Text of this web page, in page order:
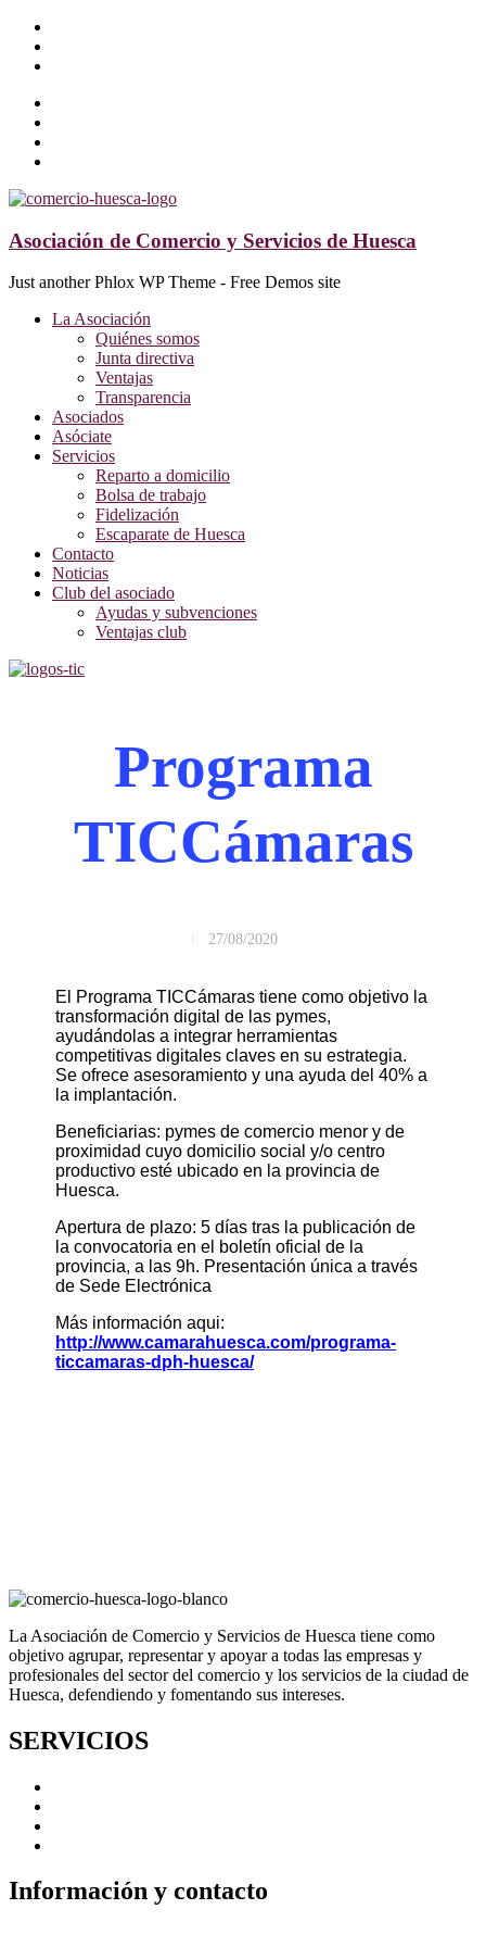
Asociación de Comercio y Servicios de Huesca
Just another Phlox WP Theme - Free Demos site
La Asociación
Quiénes somos
Junta directiva
Ventajas
Transparencia
Asociados
Asóciate
Servicios
Reparto a domicilio
Bolsa de trabajo
Fidelización
Escaparate de Huesca
Contacto
Noticias
Club del asociado
Ayudas y subvenciones
Ventajas club
Programa
TICCámaras
27/08/2020
El Programa TICCámaras tiene como objetivo la
transformación digital de las pymes,
ayudándolas a integrar herramientas
competitivas digitales claves en su estrategia.
Se ofrece asesoramiento y una ayuda del 40% a
la implantación.
Beneficiarias: pymes de comercio menor y de
proximidad cuyo domicilio social y/o centro
productivo esté ubicado en la provincia de
Huesca.
Apertura de plazo: 5 días tras la publicación de
la convocatoria en el boletín oficial de la
provincia, a las 9h. Presentación única a través
de Sede Electrónica
Más información aqui:
http://www.camarahuesca.com/programa-
ticcamaras-dph-huesca/
La Asociación de Comercio y Servicios de Huesca tiene como
objetivo agrupar, representar y apoyar a todas las empresas y
profesionales del sector del comercio y los servicios de la ciudad de
Huesca, defendiendo y fomentando sus intereses.
SERVICIOS
Información y contacto